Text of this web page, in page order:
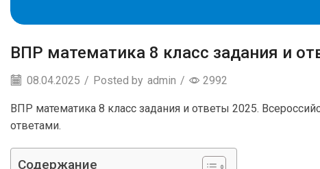
ВПР математика 8 класс задания и
08.04.2025 / Posted by admin / 2992
ВПР математика 8 класс задания и ответы 2025.
ответами.
Содержание